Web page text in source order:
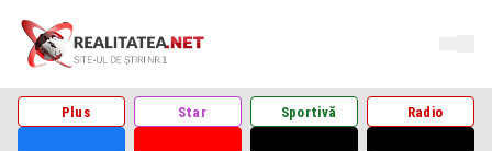
Plus Star Sportivă Radio